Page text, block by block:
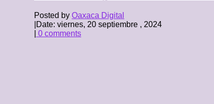
Posted by Oaxaca Digital
Date: viernes, 20 septiembre , 2024
0 comments